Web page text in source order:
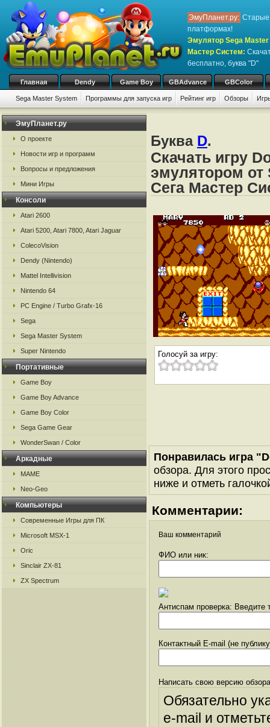
ЭмуПланет.ру: Старые
платформах!
Эмулятор Sega Master
Мастер Систем:
бесплатно, буква "D"
Главная Dendy Game Boy GBAdvance GBColor
Sega Master System Программы для запуска игр Рейтинг игр Обзоры
ЭмуПланет.ру
О проекте
Новости игр и программ
Вопросы и предложения
Мини Игры
Консоли
Atari 2600
Atari 5200, Atari 7800, Atari Jaguar
ColecoVision
Dendy (Nintendo)
Mattel Intellivision
Nintendo 64
PC Engine / Turbo Grafx-16
Sega
Sega Master System
Super Nintendo
Портативные
Game Boy
Game Boy Advance
Game Boy Color
Sega Game Gear
WonderSwan / Color
Аркадные
MAME
Neo-Geo
Компьютеры
Современные Игры для ПК
Microsoft MSX-1
Oric
Sinclair ZX-81
ZX Spectrum
Буква D.
Скачать игру
эмулятором от
Сега Мастер
Голосуй за игру:
Понравилась игра
обзора. Для этого
ниже и отметь
Комментарии:
Ваш комментарий
ФИО или ник:
Антиспам проверка: Введите
Контактный E-mail (не
Написать свою версию
Обязательно
e-mail и